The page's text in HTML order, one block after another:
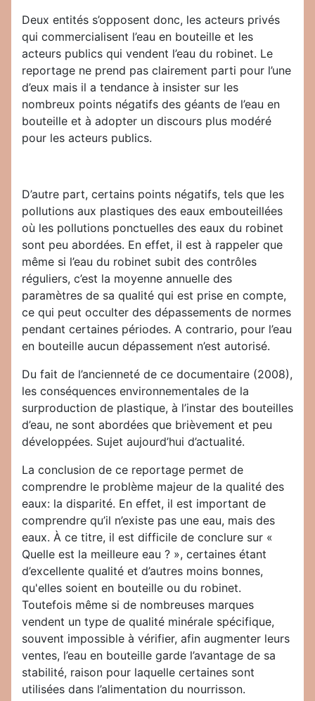
Deux entités s’opposent donc, les acteurs privés
qui commercialisent l’eau en bouteille et les
acteurs publics qui vendent l’eau du robinet. Le
reportage ne prend pas clairement parti pour l’une
d’eux mais il a tendance à insister sur les
nombreux points négatifs des géants de l’eau en
bouteille et à adopter un discours plus modéré
pour les acteurs publics.
D’autre part, certains points négatifs, tels que les
pollutions aux plastiques des eaux embouteillées
où les pollutions ponctuelles des eaux du robinet
sont peu abordées. En effet, il est à rappeler que
même si l’eau du robinet subit des contrôles
réguliers, c’est la moyenne annuelle des
paramètres de sa qualité qui est prise en compte,
ce qui peut occulter des dépassements de normes
pendant certaines périodes. A contrario, pour l’eau
en bouteille aucun dépassement n’est autorisé.
Du fait de l’ancienneté de ce documentaire (2008),
les conséquences environnementales de la
surproduction de plastique, à l’instar des bouteilles
d’eau, ne sont abordées que brièvement et peu
développées. Sujet aujourd’hui d’actualité.
La conclusion de ce reportage permet de
comprendre le problème majeur de la qualité des
eaux: la disparité. En effet, il est important de
comprendre qu’il n’existe pas une eau, mais des
eaux. À ce titre, il est difficile de conclure sur «
Quelle est la meilleure eau ? », certaines étant
d’excellente qualité et d’autres moins bonnes,
qu'elles soient en bouteille ou du robinet.
Toutefois même si de nombreuses marques
vendent un type de qualité minérale spécifique,
souvent impossible à vérifier, afin augmenter leurs
ventes, l’eau en bouteille garde l’avantage de sa
stabilité, raison pour laquelle certaines sont
utilisées dans l’alimentation du nourrisson.